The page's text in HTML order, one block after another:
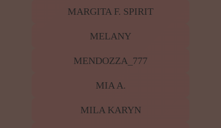
MARGITA F. SPIRIT
MELANY
MENDOZZA_777
MIA A.
MILA KARYN